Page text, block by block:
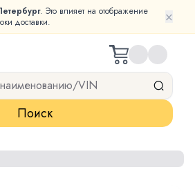
. Это влияет на отображение
доставки.
×
Поиск